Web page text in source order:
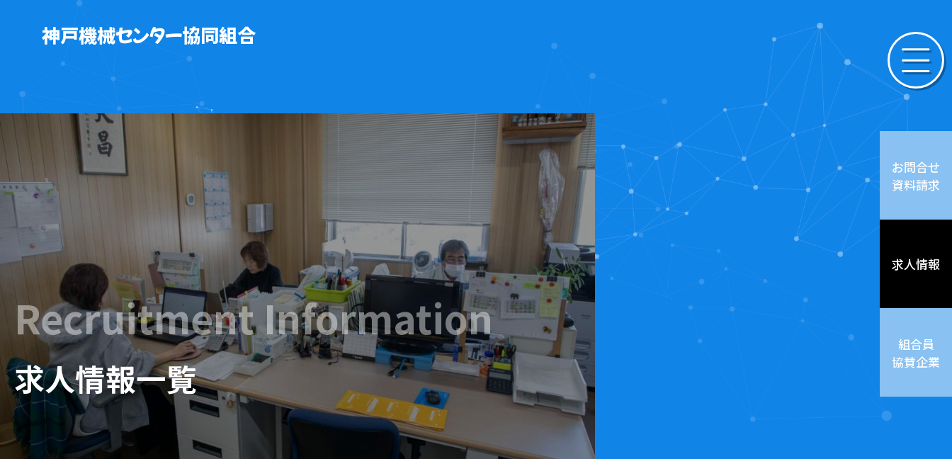
神戸機械センター協同組合
お問合せ
資料請求
求人情報
組合員
協賛企業
Recruitment Information
求人情報一覧